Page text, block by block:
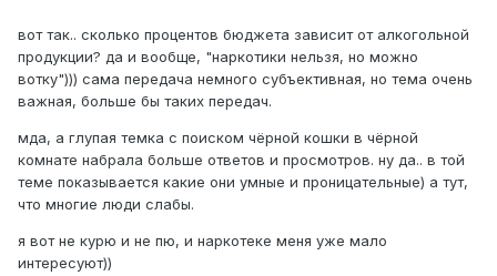
вот так.. сколько процентов бюджета зависит от алкогольной
продукции? да и вообще, "наркотики нельзя, но можно
вотку"))) сама передача немного субъективная, но тема очень
важная, больше бы таких передач.
мда, а глупая темка с поиском чёрной кошки в чёрной
комнате набрала больше ответов и просмотров. ну да.. в той
теме показывается какие они умные и проницательные) а тут,
что многие люди слабы.
я вот не курю и не пю, и наркотеке меня уже мало
интересуют))